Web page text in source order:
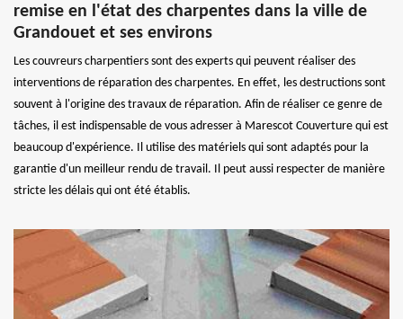
remise en l'état des charpentes dans la ville de
Grandouet et ses environs
Les couvreurs charpentiers sont des experts qui peuvent réaliser des
interventions de réparation des charpentes. En effet, les destructions sont
souvent à l'origine des travaux de réparation. Afin de réaliser ce genre de
tâches, il est indispensable de vous adresser à Marescot Couverture qui est
beaucoup d'expérience. Il utilise des matériels qui sont adaptés pour la
garantie d'un meilleur rendu de travail. Il peut aussi respecter de manière
stricte les délais qui ont été établis.